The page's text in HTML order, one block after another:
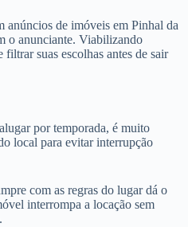
anúncios de imóveis em Pinhal da
o anunciante. Viabilizando
suas escolhas antes de sair
por temporada, é muito
local para evitar interrupção
com as regras do lugar dá o
interrompa a locação sem